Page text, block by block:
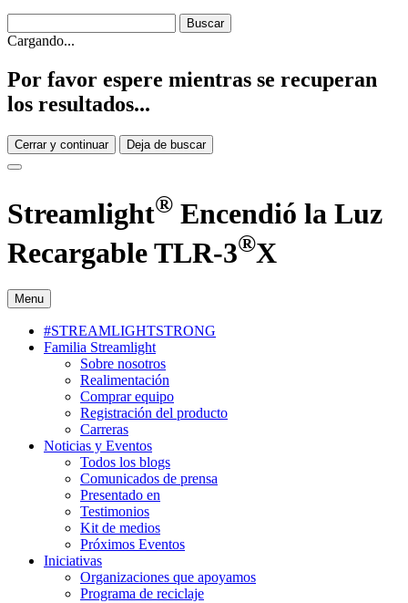
Cargando...
Por favor espere mientras se recuperan
los resultados...
Cerrar y continuar Deja de buscar
Streamlight® Encendió la Luz
Recargable TLR-3®X
Menu
#STREAMLIGHTSTRONG
Familia Streamlight
Sobre nosotros
Realimentación
Comprar equipo
Registración del producto
Carreras
Noticias y Eventos
Todos los blogs
Comunicados de prensa
Presentado en
Testimonios
Kit de medios
Próximos Eventos
Iniciativas
Organizaciones que apoyamos
Programa de reciclaje